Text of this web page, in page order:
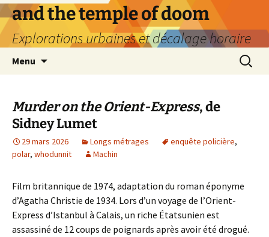
Aller
au
contenu
and the temple of doom
Explorations urbaines et décalage horaire
Menu
Murder on the Orient-Express, de
Sidney Lumet
29 mars 2026 Longs métrages enquête policière,
polar, whodunnit Machin
Film britannique de 1974, adaptation du roman éponyme
d’Agatha Christie de 1934. Lors d’un voyage de l’Orient-
Express d’Istanbul à Calais, un riche Étatsunien est
assassiné de 12 coups de poignards après avoir été drogué.